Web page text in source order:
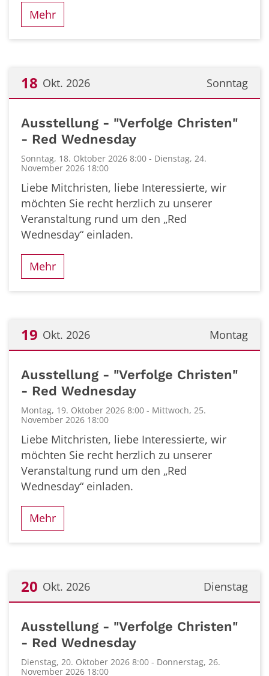
Mehr
Sonntag
18 Okt. 2026
Ausstellung - "Verfolge Christen"
- Red Wednesday
Sonntag, 18. Oktober 2026 8:00 - Dienstag, 24.
November 2026 18:00
Liebe Mitchristen, liebe Interessierte, wir
möchten Sie recht herzlich zu unserer
Veranstaltung rund um den „Red
Wednesday“ einladen.
Mehr
Montag
19 Okt. 2026
Ausstellung - "Verfolge Christen"
- Red Wednesday
Montag, 19. Oktober 2026 8:00 - Mittwoch, 25.
November 2026 18:00
Liebe Mitchristen, liebe Interessierte, wir
möchten Sie recht herzlich zu unserer
Veranstaltung rund um den „Red
Wednesday“ einladen.
Mehr
Dienstag
20 Okt. 2026
Ausstellung - "Verfolge Christen"
- Red Wednesday
Dienstag, 20. Oktober 2026 8:00 - Donnerstag, 26.
November 2026 18:00